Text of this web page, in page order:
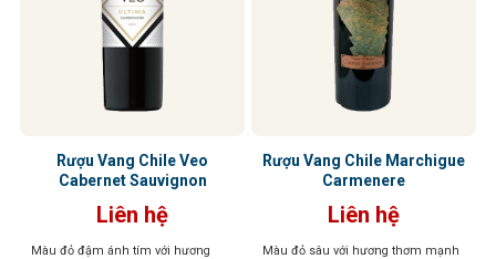
Rượu Vang Chile Veo
Cabernet Sauvignon
Liên hệ
Màu đỏ đậm ánh tím với hương
Rượu Vang Chile Marchigue
Carmenere
Liên hệ
Màu đỏ sâu với hương thơm mạnh